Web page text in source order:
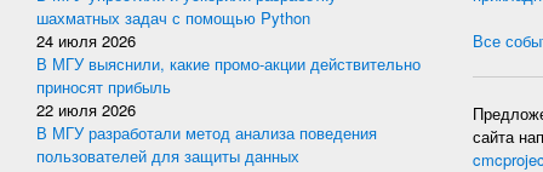
шахматных задач с помощью Python
24 июля 2026
В МГУ выяснили, какие промо-акции действительно
приносят прибыль
22 июля 2026
В МГУ разработали метод анализа поведения
пользователей для защиты данных
Все
сайта